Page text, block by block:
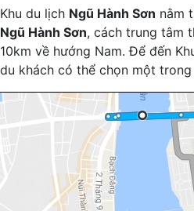
Khu du lịch Ngũ Hành Sơn nằm
Ngũ Hành Sơn, cách trung tâm
10km về hướng Nam. Để đến
du khách có thể chọn một